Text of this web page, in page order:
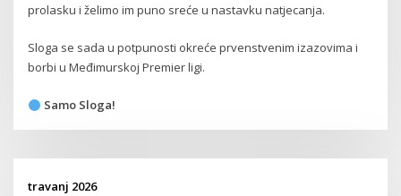
prolasku i želimo im puno sreće u nastavku natjecanja.
Sloga se sada u potpunosti okreće prvenstvenim izazovima i
borbi u Međimurskoj Premier ligi.
Samo Sloga!
travanj 2026